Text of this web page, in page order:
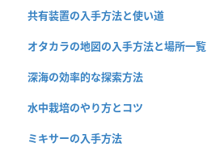
共有装置の入手方法と使い道
オタカラの地図の入手方法と場所一覧
深海の効率的な探索方法
水中栽培のやり方とコツ
ミキサーの入手方法